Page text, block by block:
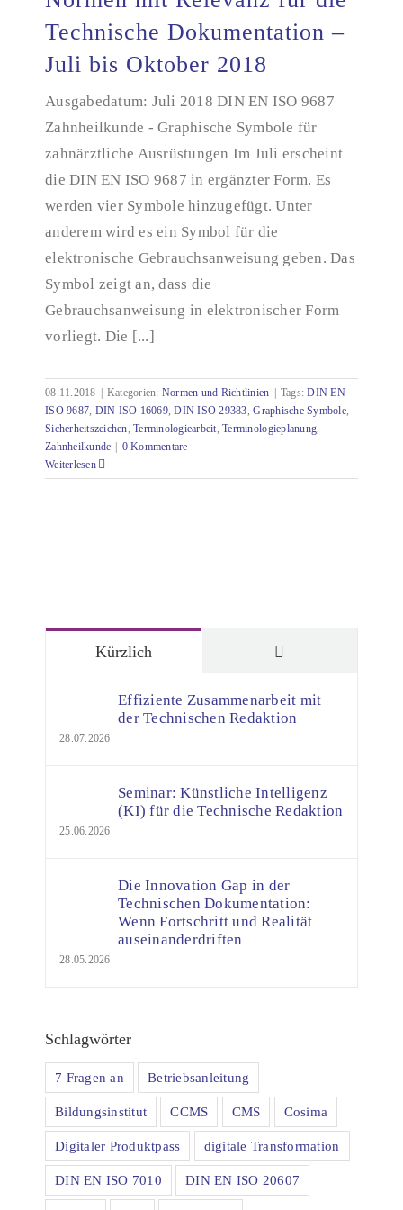
Normen mit Relevanz für die Technische
Technische Dokumentation –
Juli bis Oktober 2018
Ausgabedatum: Juli 2018 DIN EN ISO 9687
Zahnheilkunde - Graphische Symbole für
zahnärztliche Ausrüstungen Im Juli erscheint
die DIN EN ISO 9687 in ergänzter Form. Es
werden vier Symbole hinzugefügt. Unter
anderem wird es ein Symbol für die
elektronische Gebrauchsanweisung geben. Das
Symbol zeigt an, dass die
Gebrauchsanweisung in elektronischer Form
vorliegt. Die [...]
08.11.2018 Kategorien: Normen und Richtlinien Tags:DIN EN
ISO 9687, DIN ISO 16069,DIN ISO 29383,Graphische Symbole,
Sicherheitszeichen,Terminologiearbeit,Terminologieplanung,
Zahnheilkunde
0 Kommentare
Weiterlesen
Kürzlich
Effiziente Zusammenarbeit mit
der Technischen Redaktion
28.07.2026
Seminar: Künstliche Intelligenz
(KI) für die Technische Redaktion
25.06.2026
Die Innovation Gap in der
Technischen Dokumentation:
Wenn Fortschritt und Realität
auseinanderdriften
28.05.2026
Schlagwörter
7 Fragen an Betriebsanleitung
Bildungsinstitut CCMS CMS Cosima
Digitaler Produktpass digitale Transformation
DIN EN ISO 7010 DIN EN ISO 20607